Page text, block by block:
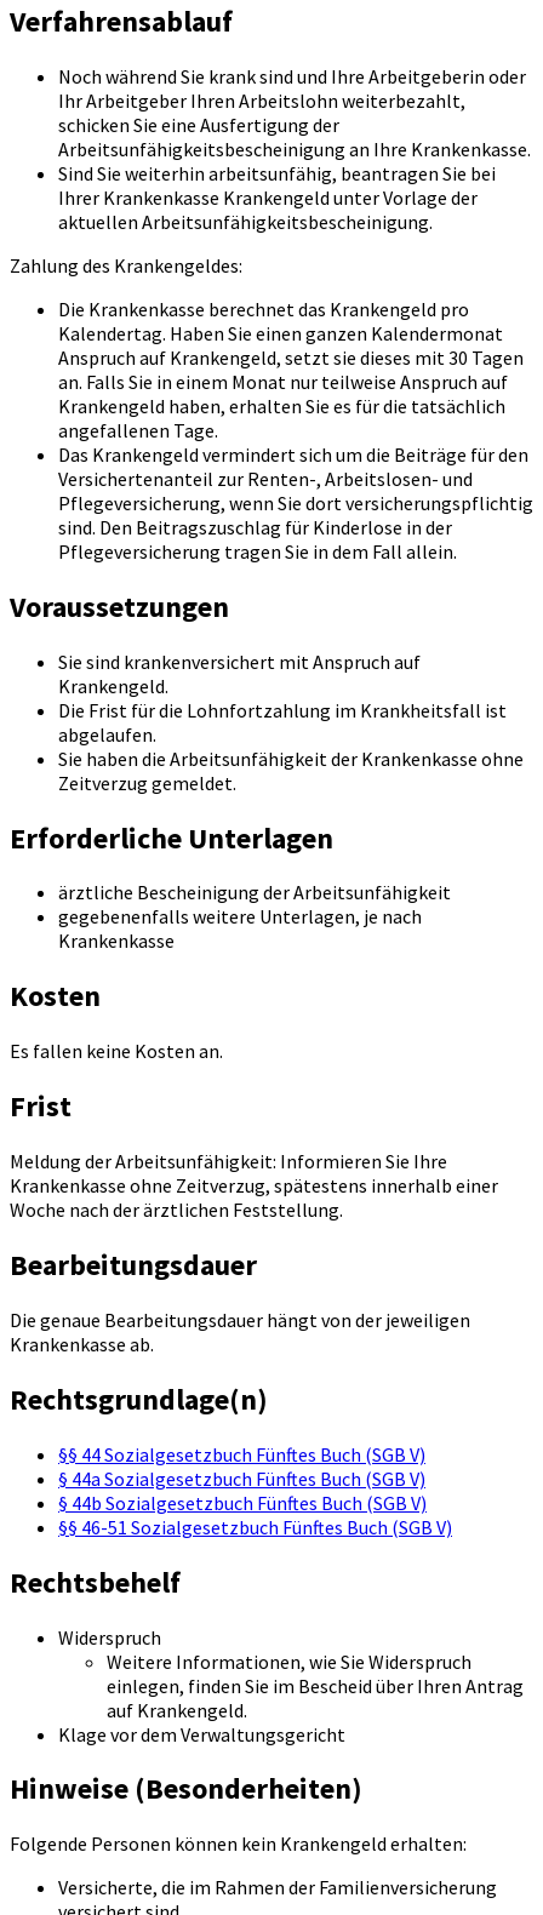
Verfahrensablauf
Noch während Sie krank sind und Ihre Arbeitgeberin oder
Ihr Arbeitgeber Ihren Arbeitslohn weiterbezahlt,
schicken Sie eine Ausfertigung der
Arbeitsunfähigkeitsbescheinigung an Ihre Krankenkasse.
Sind Sie weiterhin arbeitsunfähig, beantragen Sie bei
Ihrer Krankenkasse Krankengeld unter Vorlage der
aktuellen Arbeitsunfähigkeitsbescheinigung.
Zahlung des Krankengeldes:
Die Krankenkasse berechnet das Krankengeld pro
Kalendertag. Haben Sie einen ganzen Kalendermonat
Anspruch auf Krankengeld, setzt sie dieses mit 30 Tagen
an. Falls Sie in einem Monat nur teilweise Anspruch auf
Krankengeld haben, erhalten Sie es für die tatsächlich
angefallenen Tage.
Das Krankengeld vermindert sich um die Beiträge für den
Versichertenanteil zur Renten-, Arbeitslosen- und
Pflegeversicherung, wenn Sie dort versicherungspflichtig
sind. Den Beitragszuschlag für Kinderlose in der
Pflegeversicherung tragen Sie in dem Fall allein.
Voraussetzungen
Sie sind krankenversichert mit Anspruch auf
Krankengeld.
Die Frist für die Lohnfortzahlung im Krankheitsfall ist
abgelaufen.
Sie haben die Arbeitsunfähigkeit der Krankenkasse ohne
Zeitverzug gemeldet.
Erforderliche Unterlagen
ärztliche Bescheinigung der Arbeitsunfähigkeit
gegebenenfalls weitere Unterlagen, je nach
Krankenkasse
Kosten
Es fallen keine Kosten an.
Frist
Meldung der Arbeitsunfähigkeit: Informieren Sie Ihre
Krankenkasse ohne Zeitverzug, spätestens innerhalb einer
Woche nach der ärztlichen Feststellung.
Bearbeitungsdauer
Die genaue Bearbeitungsdauer hängt von der jeweiligen
Krankenkasse ab.
Rechtsgrundlage(n)
§§ 44 Sozialgesetzbuch Fünftes Buch (SGB V)
§ 44a Sozialgesetzbuch Fünftes Buch (SGB V)
§ 44b Sozialgesetzbuch Fünftes Buch (SGB V)
§§ 46-51 Sozialgesetzbuch Fünftes Buch (SGB V)
Rechtsbehelf
Widerspruch
Weitere Informationen, wie Sie Widerspruch
einlegen, finden Sie im Bescheid über Ihren Antrag
auf Krankengeld.
Klage vor dem Verwaltungsgericht
Hinweise (Besonderheiten)
Folgende Personen können kein Krankengeld erhalten:
Versicherte, die im Rahmen der Familienversicherung